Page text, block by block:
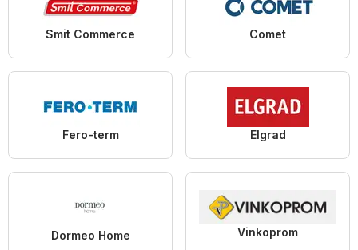
Smit Commerce Comet
Fero-term Elgrad
Dormeo Home Vinkoprom